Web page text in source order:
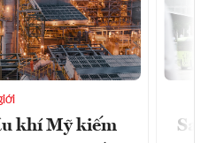
khí Mỹ kiếm